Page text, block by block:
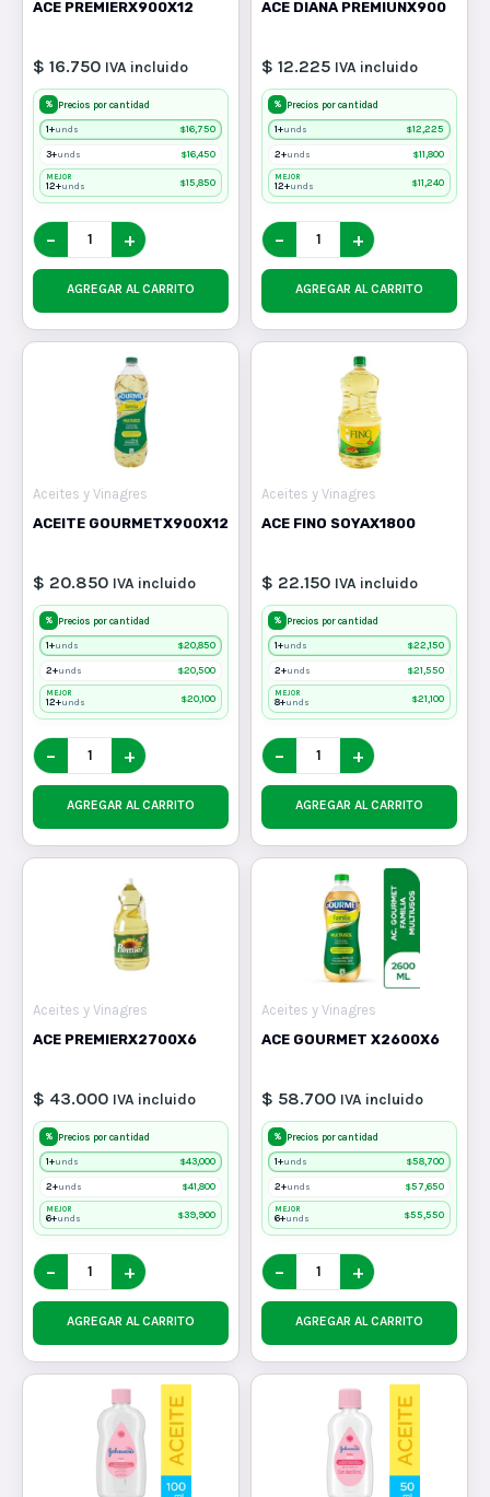
ACE PREMIERX900X12
$ 16.750 IVA incluido
% Precios por cantidad
1+unds $16,750
3+unds $16,450
MEJOR
12+unds $15,850
− +
AGREGAR AL CARRITO
ACE DIANA PREMIUNX900
$ 12.225 IVA incluido
% Precios por cantidad
1+unds $12,225
2+unds $11,800
MEJOR
12+unds $11,240
− +
AGREGAR AL CARRITO
Aceites y Vinagres
ACEITE GOURMETX900X12
$ 20.850 IVA incluido
% Precios por cantidad
1+unds $20,850
2+unds $20,500
MEJOR
12+unds $20,100
− +
AGREGAR AL CARRITO
Aceites y Vinagres
ACE FINO SOYAX1800
$ 22.150 IVA incluido
% Precios por cantidad
1+unds $22,150
2+unds $21,550
MEJOR
8+unds $21,100
− +
AGREGAR AL CARRITO
Aceites y Vinagres
ACE PREMIERX2700X6
$ 43.000 IVA incluido
% Precios por cantidad
1+unds $43,000
2+unds $41,800
MEJOR
6+unds $39,900
− +
AGREGAR AL CARRITO
Aceites y Vinagres
ACE GOURMET X2600X6
$ 58.700 IVA incluido
% Precios por cantidad
1+unds $58,700
2+unds $57,650
MEJOR
6+unds $55,550
− +
AGREGAR AL CARRITO